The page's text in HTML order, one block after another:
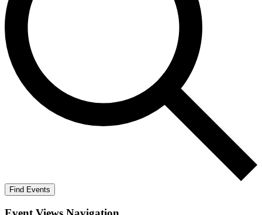
Find Events